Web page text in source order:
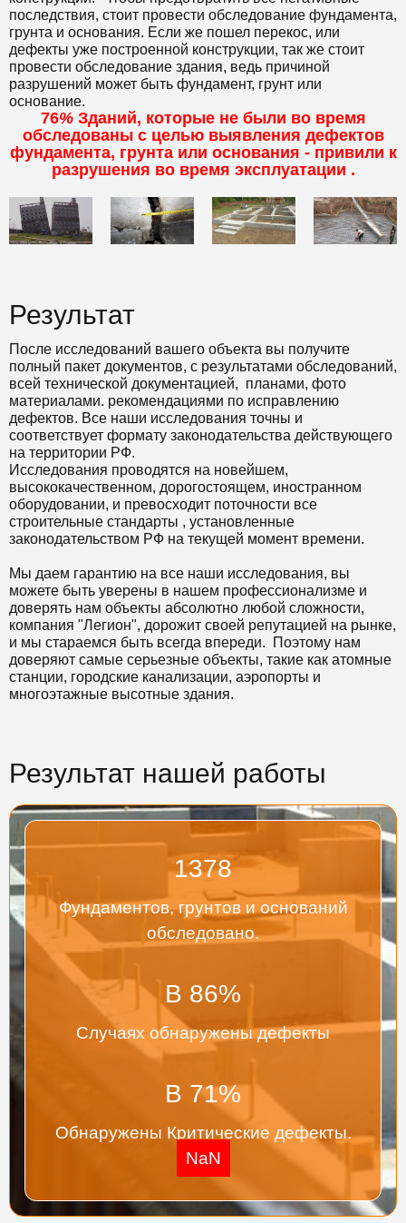
последствия, стоит провести обследование фундамента,
грунта и основания. Если же пошел перекос, или
дефекты уже построенной конструкции, так же стоит
провести обследование здания, ведь причиной
разрушений может быть фундамент, грунт или
основание.
76%Зданий, которые не были во время
обследованы с целью выявления дефектов
фундамента, грунта или основания - привили к
разрушения во время эксплуатации .
Результат
После исследований вашего объекта вы получите
полный пакет документов, с результатами обследований,
всей технической документацией, планами, фото
материалами. рекомендациями по исправлению
дефектов. Все наши исследования точны и
соответствует формату законодательства действующего
на территории РФ.
Исследования проводятся на новейшем,
высококачественном, дорогостоящем, иностранном
оборудовании, и превосходит поточности все
строительные стандарты , установленные
законодательством РФ на текущей момент времени.
Мы даем гарантию на все наши исследования, вы
можете быть уверены в нашем профессионализме и
доверять нам объекты абсолютно любой сложности,
компания "Легион", дорожит своей репутацией на рынке,
и мы стараемся быть всегда впереди. Поэтому нам
доверяют самые серьезные объекты, такие как атомные
станции, городские канализации, аэропорты и
многоэтажные высотные здания.
Результат нашей работы
1378
Фундаментов, грунтов и оснований
обследовано.
В 86%
Случаях обнаружены дефекты
В 71%
Обнаружены Критические дефекты.
NaN